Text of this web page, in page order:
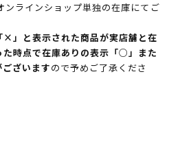
ンラインショップ単独の在庫にてご
×」と表示された商品が実店舗と在
時点で在庫ありの表示「○」また
ざいますので予めご了承くださ